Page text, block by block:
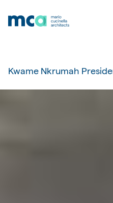
Kwame Nkrumah